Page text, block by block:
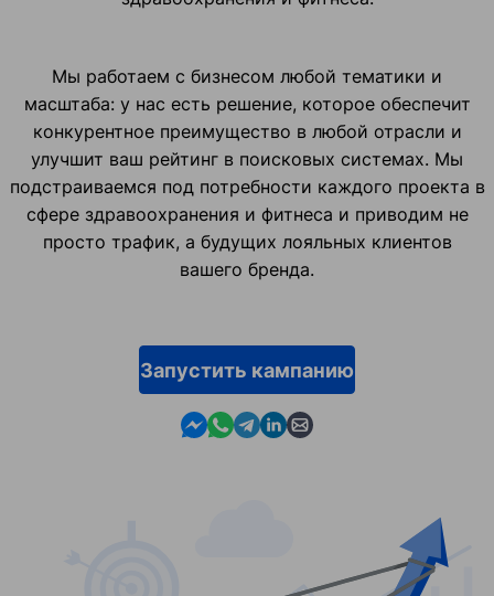
Мы работаем с бизнесом любой тематики и
масштаба: у нас есть решение, которое обеспечит
конкурентное преимущество в любой отрасли и
улучшит ваш рейтинг в поисковых системах. Мы
подстраиваемся под потребности каждого проекта в
сфере здравоохранения и фитнеса и приводим не
просто трафик, а будущих лояльных клиентов
вашего бренда.
Запустить кампанию
Contact us in Messenger
Contact us in WhatsApp
Contact us in Telegram
Contact us in Linkedin
Contact us by email